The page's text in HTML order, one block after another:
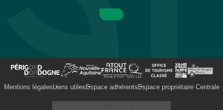
Mentions légales Liens utiles Espace adhérents Espace propriétaire Centrale